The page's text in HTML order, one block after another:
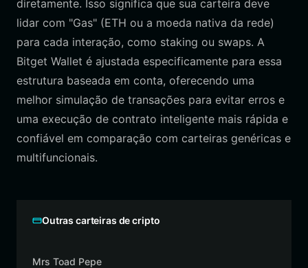
diretamente. Isso significa que sua carteira deve
lidar com "Gas" (ETH ou a moeda nativa da rede)
para cada interação, como staking ou swaps. A
Bitget Wallet é ajustada especificamente para essa
estrutura baseada em conta, oferecendo uma
melhor simulação de transações para evitar erros e
uma execução de contrato inteligente mais rápida e
confiável em comparação com carteiras genéricas e
multifuncionais.
Outras carteiras de cripto
Mrs Toad Pepe